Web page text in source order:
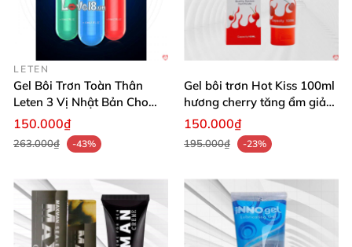
LETEN
Gel Bôi Trơn Toàn Thân
Leten 3 Vị Nhật Bản Cho
Nam Nữ
150.000₫
263.000₫ -43%
Gel bôi trơn Hot Kiss 100ml
hương cherry tăng ẩm giảm
khô rát
150.000₫
195.000₫ -23%